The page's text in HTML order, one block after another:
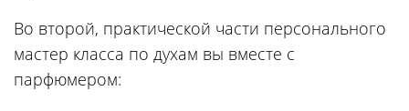
Во второй, практической части персонального
мастер класса по духам вы вместе с
парфюмером: